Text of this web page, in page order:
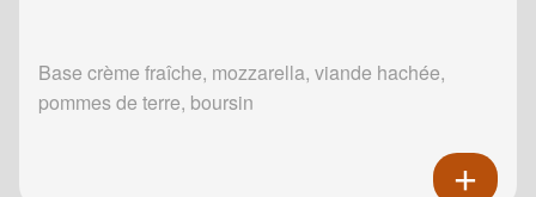
Base crème fraîche, mozzarella, viande hachée,
pommes de terre, boursin